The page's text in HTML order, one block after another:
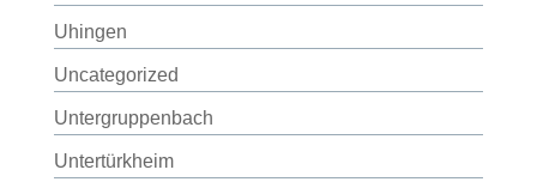
Uhingen
Uncategorized
Untergruppenbach
Untertürkheim